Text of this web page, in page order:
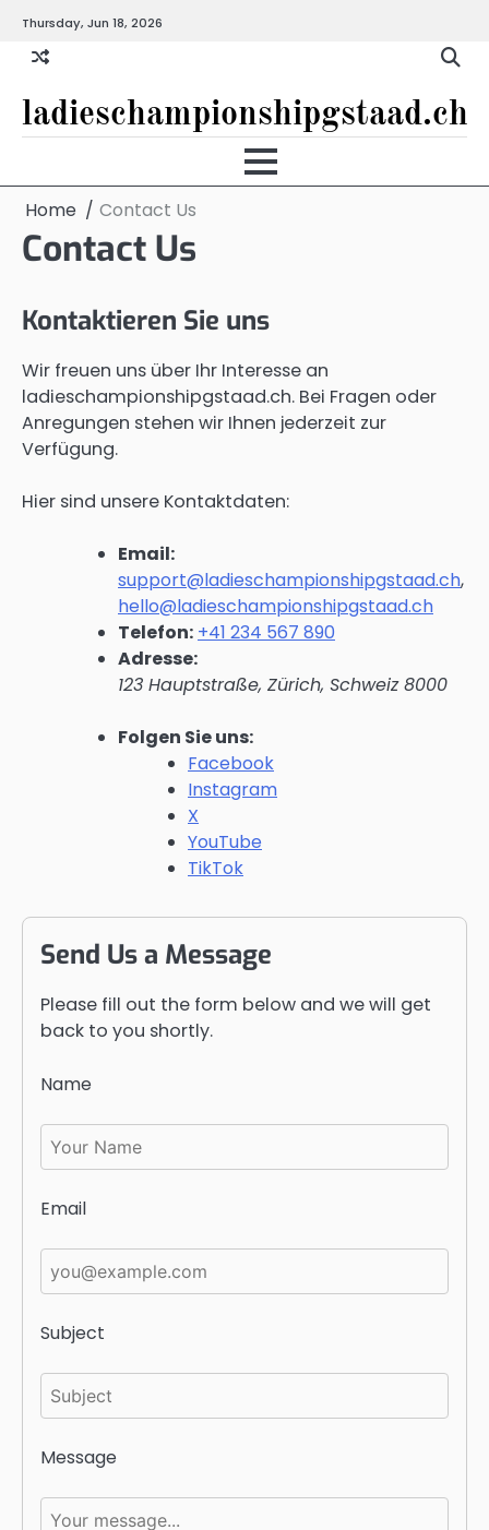
content
Thursday, Jun 18, 2026
ladieschampionshipgstaad.ch
Home Contact Us
Contact Us
Kontaktieren Sie uns
Wir freuen uns über Ihr Interesse an
ladieschampionshipgstaad.ch. Bei Fragen oder
Anregungen stehen wir Ihnen jederzeit zur
Verfügung.
Hier sind unsere Kontaktdaten:
Email:
support@ladieschampionshipgstaad.ch,
hello@ladieschampionshipgstaad.ch
Telefon: +41 234 567 890
Adresse:
123 Hauptstraße, Zürich, Schweiz 8000
Folgen Sie uns:
Facebook
Instagram
X
YouTube
TikTok
Send Us a Message
Please fill out the form below and we will get
back to you shortly.
Name
Email
Subject
Message